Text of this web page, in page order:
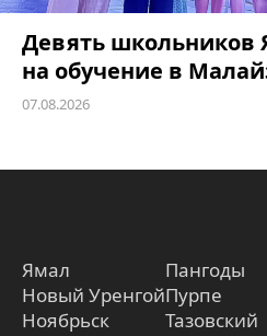
Девять школьников
на обучение в
07.08.2026
Ямал
Новый Уренгой
Ноябрьск
Пангоды
Пурпе
Тазовский